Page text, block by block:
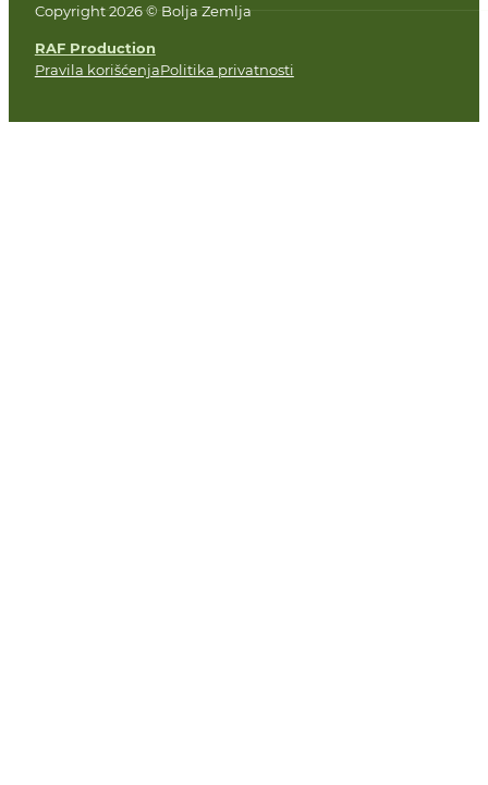
Copyright 2026 © Bolja Zemlja
RAF Production
Pravila korišćenjaPolitika privatnosti